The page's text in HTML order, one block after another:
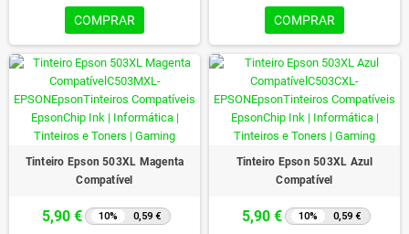
COMPRAR COMPRAR
Tinteiro Epson 503XL Magenta
Compatível
5,90 € 10% 0,59 €
Tinteiro Epson 503XL Azul
Compatível
5,90 € 10% 0,59 €